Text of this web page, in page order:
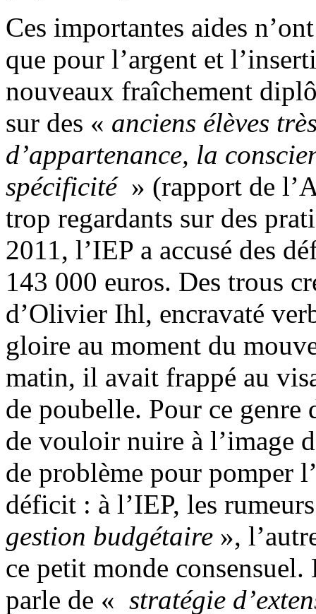
Ces importantes aides
que pour l’argent et
nouveaux fraîchement
sur des « anciens élèves
d’appartenance, la
spécificité » (rapport de
trop regardants sur des
2011, l’IEP a accusé des
143 000 euros. Des trous
d’Olivier Ihl, encravaté
gloire au moment du
matin, il avait frappé au
de poubelle. Pour ce genre
de vouloir nuire à l’image
de problème pour pomper
déficit : à l’IEP, les
gestion budgétaire »,
ce petit monde
parle de « stratégie